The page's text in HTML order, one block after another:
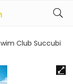
Club Succubi